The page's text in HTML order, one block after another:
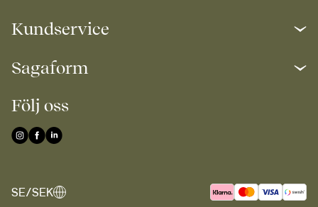
Kundservice
Sagaform
Följ oss
SE/SEK